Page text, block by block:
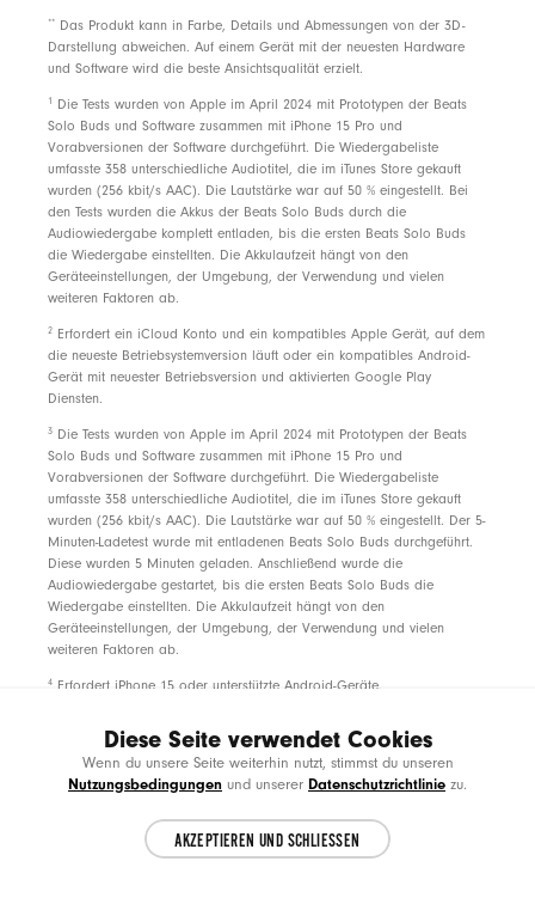
** Das Produkt kann in Farbe, Details und Abmessungen von der 3D-
Darstellung abweichen. Auf einem Gerät mit der neuesten Hardware
und Software wird die beste Ansichtsqualität erzielt.
footnote
1
Die Tests wurden von Apple im April 2024 mit Prototypen der Beats
Solo Buds und Software zusammen mit iPhone 15 Pro und
Vorabversionen der Software durchgeführt. Die Wiedergabeliste
umfasste 358 unterschiedliche Audiotitel, die im iTunes Store gekauft
wurden (256 kbit/s AAC). Die Lautstärke war auf 50 % eingestellt. Bei
den Tests wurden die Akkus der Beats Solo Buds durch die
Audiowiedergabe komplett entladen, bis die ersten Beats Solo Buds
die Wiedergabe einstellten. Die Akkulaufzeit hängt von den
Geräteeinstellungen, der Umgebung, der Verwendung und vielen
weiteren Faktoren ab.
footnote
2 Erfordert ein iCloud Konto und ein kompatibles Apple Gerät, auf dem
die neueste Betriebsystemversion läuft oder ein kompatibles Android-
Gerät mit neuester Betriebsversion und aktivierten Google Play
Diensten.
footnote
3 Die Tests wurden von Apple im April 2024 mit Prototypen der Beats
Solo Buds und Software zusammen mit iPhone 15 Pro und
Vorabversionen der Software durchgeführt. Die Wiedergabeliste
umfasste 358 unterschiedliche Audiotitel, die im iTunes Store gekauft
wurden (256 kbit/s AAC). Die Lautstärke war auf 50 % eingestellt. Der 5-
Minuten-Ladetest wurde mit entladenen Beats Solo Buds durchgeführt.
Diese wurden 5 Minuten geladen. Anschließend wurde die
Audiowiedergabe gestartet, bis die ersten Beats Solo Buds die
Wiedergabe einstellten. Die Akkulaufzeit hängt von den
Geräteeinstellungen, der Umgebung, der Verwendung und vielen
weiteren Faktoren ab.
footnote
4 Erfordert iPhone 15 oder unterstützte Android-Geräte.
Klebstoffe, Druckfarben und Beschichtungen werden in unseren
Berechnungen des Plastikanteils und Verpackungsgewichts nicht
berücksichtigt.
Nur für neue Abonnent:innen. Das Angebot ist in einem begrenzten
Zeitraum für neue Abonnent:innen erhältlich, die ein berechtigtes Gerät
Diese Seite verwendet Cookies
Wenn du unsere Seite weiterhin nutzt, stimmst du unseren
Nutzungsbedingungen und unserer Datenschutzrichtlinie zu.
AKZEPTIEREN UND SCHLIESSEN
Choose another country or region to see
content specific to your location.
CONTINUE